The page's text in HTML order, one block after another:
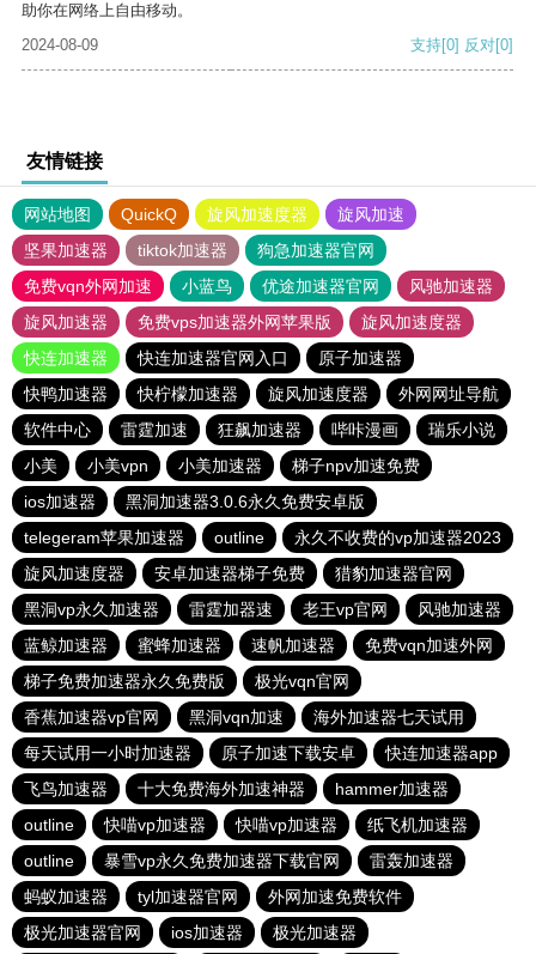
助你在网络上自由移动。
2024-08-09
支持[0] 反对[0]
友情链接
网站地图 QuickQ 旋风加速度器
旋风加速
坚果加速器
tiktok加速器
狗急加速器官网
免费vqn外网加速
小蓝鸟 优途加速器官网
风驰加速器
旋风加速器
免费vps加速器外网苹果版
旋风加速度器
快连加速器
快连加速器官网入口
原子加速器
快鸭加速器
快柠檬加速器 旋风加速度器
外网网址导航
软件中心
雷霆加速 狂飙加速器 哔咔漫画
瑞乐小说
小美
小美vpn 小美加速器
梯子npv加速免费
ios加速器
黑洞加速器3.0.6永久免费安卓版
telegeram苹果加速器
outline
永久不收费的vp加速器2023
旋风加速度器
安卓加速器梯子免费
猎豹加速器官网
黑洞vp永久加速器
雷霆加器速 老王vp官网
风驰加速器
蓝鲸加速器
蜜蜂加速器 速帆加速器
免费vqn加速外网
梯子免费加速器永久免费版
极光vqn官网
香蕉加速器vp官网
黑洞vqn加速
海外加速器七天试用
每天试用一小时加速器
原子加速下载安卓
快连加速器app
飞鸟加速器
十大免费海外加速神器
hammer加速器
outline
快喵vp加速器 快喵vp加速器
纸飞机加速器
outline
暴雪vp永久免费加速器下载官网
雷轰加速器
蚂蚁加速器
tyl加速器官网
外网加速免费软件
极光加速器官网
ios加速器 极光加速器